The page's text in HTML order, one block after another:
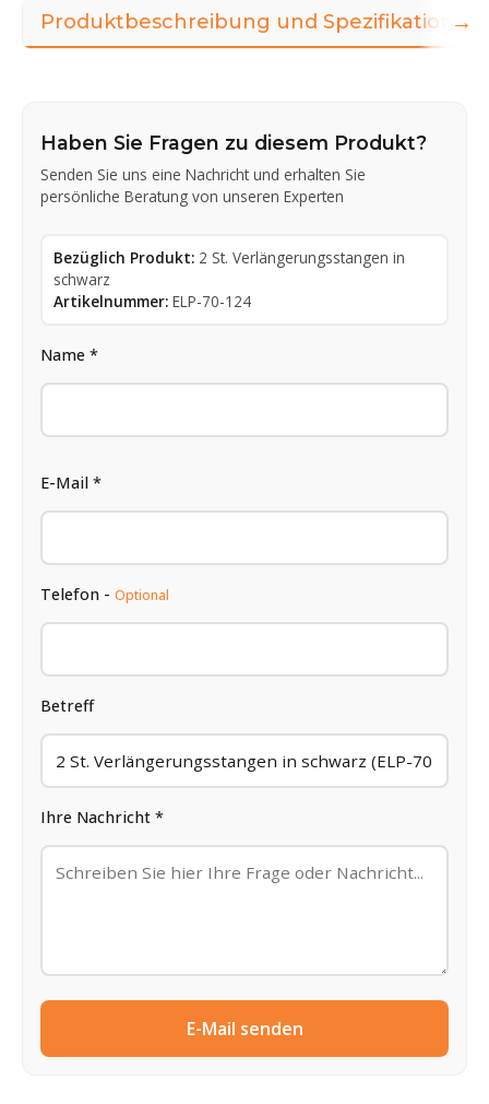
Produktbeschreibung und Spezifikationen
Haben Sie Fragen zu diesem Produkt?
Senden Sie uns eine Nachricht und erhalten Sie
persönliche Beratung von unseren Experten
Bezüglich Produkt: 2 St. Verlängerungsstangen in
schwarz
Artikelnummer: ELP-70-124
Name *
E-Mail *
Telefon - Optional
Betreff
Ihre Nachricht *
E-Mail senden
→